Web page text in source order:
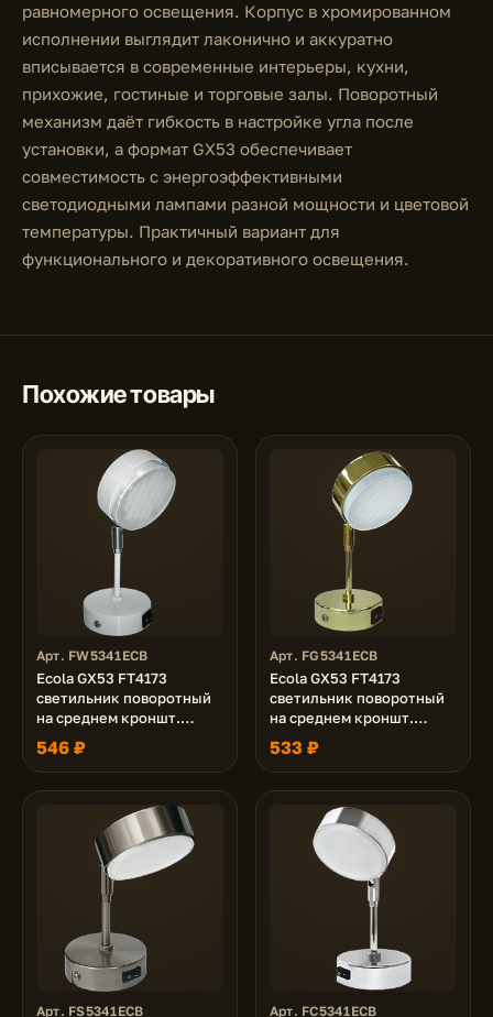
равномерного освещения. Корпус в хромированном
исполнении выглядит лаконично и аккуратно
вписывается в современные интерьеры, кухни,
прихожие, гостиные и торговые залы. Поворотный
механизм даёт гибкость в настройке угла после
установки, а формат GX53 обеспечивает
совместимость с энергоэффективными
светодиодными лампами разной мощности и цветовой
температуры. Практичный вариант для
функционального и декоративного освещения.
Похожие товары
Арт. FW5341ECB
Ecola GX53 FT4173
светильник поворотный
на среднем кроншт.
белый 210x80
546 ₽
Арт. FG5341ECB
Ecola GX53 FT4173
светильник поворотный
на среднем кроншт.
золото 210x80
533 ₽
Арт. FS5341ECB Арт. FC5341ECB